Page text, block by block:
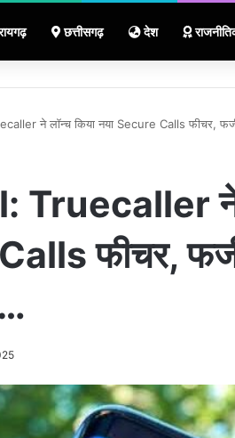
छत्तीसगढ़ देश
ने लॉन्च किया नया Secure Calls फीचर, फर्जी
Truecaller ने
फीचर,